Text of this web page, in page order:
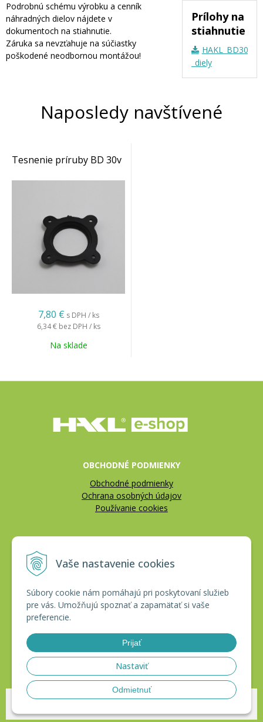
Vaše nastavenie cookies
Súbory cookie nám pomáhajú pri poskytovaní služieb
pre vás. Umožňujú spoznať a zapamätať si vaše
preferencie.
Prijať
Nastaviť
Odmietnuť
Prílohy na
stiahnutie
_diely
Podrobnú schému výrobku a cenník
náhradných dielov nájdete v
dokumentoch na stiahnutie.
Záruka sa nevzťahuje na súčiastky
poškodené neodbornou montážou!
Naposledy navštívené
Tesnenie príruby BD 30v
7,80 € s DPH / ks
6,34 € bez DPH / ks
Na sklade
OBCHODNÉ PODMIENKY
Obchodné podmienky
Ochrana osobných údajov
Používanie cookies
Reklamačný poriadok
CERTIFIKÁTY
© 2026 HAKLobchod •tvorba eshopu cez UNIobchod,webhosting